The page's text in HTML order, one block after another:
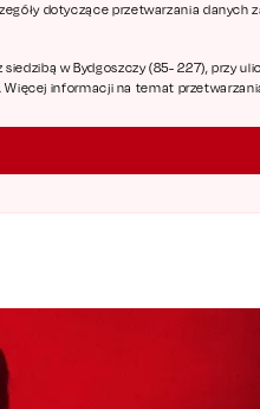
dotyczące przetwarzania danych
w Bydgoszczy (85- 227), przy
Więcej informacji na temat